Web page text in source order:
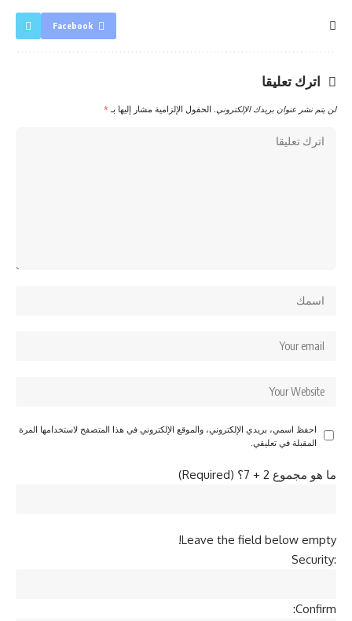
Facebook
اترك تعليقا
لن يتم نشر عنوان بريدك الإلكتروني. الحقول الإلزامية مشار إليها بـ *
احفظ اسمي، بريدي الإلكتروني، والموقع الإلكتروني في هذا المتصفح لاستخدامها المرة
المقبلة في تعليقي.
ما هو مجموع 2 + 7؟ (Required)
Leave the field below empty!
Security:
Confirm: